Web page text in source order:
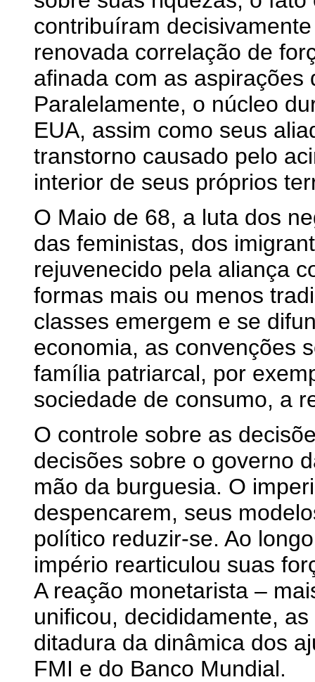
contribuíram
renovada correlação de
afinada com as aspirações
Paralelamente, o núcleo
EUA, assim como seus
transtorno causado pelo
interior de seus próprios
O Maio de 68, a luta dos
das feministas, dos
rejuvenecido pela aliança
formas mais ou menos
classes emergem e se
economia, as convenções
família patriarcal, por
sociedade de consumo, a
O controle sobre as
decisões sobre o governo
mão da burguesia. O
despencarem, seus
político reduzir-se. Ao
império rearticulou suas
A reação monetarista –
unificou, decididamente,
ditadura da dinâmica dos
FMI e do Banco Mundial.